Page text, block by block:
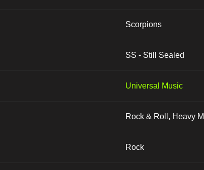
Scorpions
SS - Still Sealed
Universal Music
Rock & Roll, Heavy
Rock